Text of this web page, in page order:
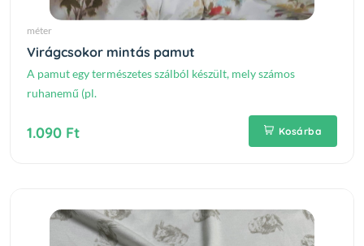
méter
Virágcsokor mintás pamut
A pamut egy természetes szálból készült, mely számos
ruhanemű (pl.
1.090 Ft Kosárba